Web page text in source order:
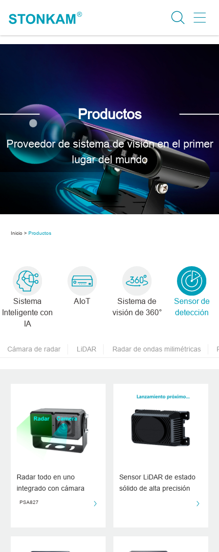
Productos
Proveedor de sistema de visión en el primer
lugar del mundo
Inicio > Productos
Sistema
Inteligente con
IA
AIoT
Sistema de
visión de 360°
Sensor de
detección
Cámara de radar LiDAR Radar de ondas milimétricas
Radar todo en uno
integrado con cámara
PSA827
Sensor LiDAR de estado
sólido de alta precisión